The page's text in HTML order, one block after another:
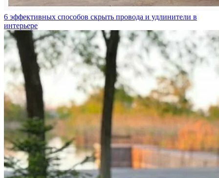
6 эффективных способов скрыть провода и удлинители в
интерьере